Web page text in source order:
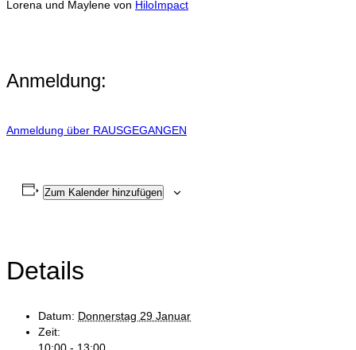
Lorena und Maylene von HiloImpact
Anmeldung:
Anmeldung über RAUSGEGANGEN
Zum Kalender hinzufügen
Details
Datum: Donnerstag 29 Januar
Zeit:
10:00 - 13:00